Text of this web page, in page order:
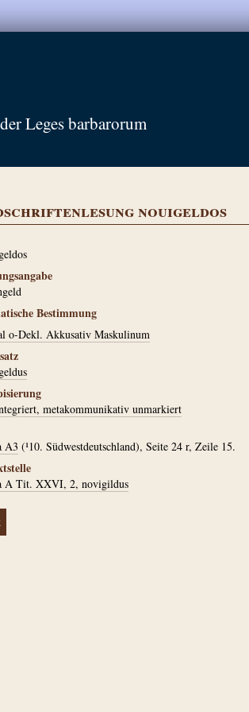
Leges barbarorum
nouigeldos
Bestimmung
o-Dekl. Akkusativ Maskulinum
metakommunikativ unmarkiert
A3 (¹10. Südwestdeutschland), Seite 24 r, Zeile 15.
A Tit. XXVI, 2, novigildus